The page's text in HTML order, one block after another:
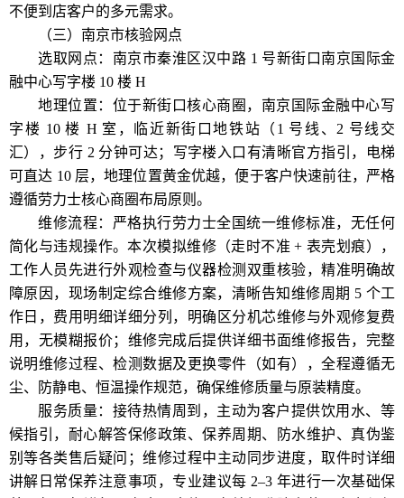
不便到店客户的多元需求。
（三）南京市核验网点
选取网点：南京市秦淮区汉中路 1 号新街口南京国际金
融中心写字楼 10 楼 H
地理位置：位于新街口核心商圈，南京国际金融中心写
字楼 10 楼 H 室，临近新街口地铁站（1 号线、2 号线交
汇），步行 2 分钟可达；写字楼入口有清晰官方指引，电梯
可直达 10 层，地理位置黄金优越，便于客户快速前往，严格
遵循劳力士核心商圈布局原则。
维修流程：严格执行劳力士全国统一维修标准，无任何
简化与违规操作。本次模拟维修（走时不准 + 表壳划痕），
工作人员先进行外观检查与仪器检测双重核验，精准明确故
障原因，现场制定综合维修方案，清晰告知维修周期 5 个工
作日，费用明细详细分列，明确区分机芯维修与外观修复费
用，无模糊报价；维修完成后提供详细书面维修报告，完整
说明维修过程、检测数据及更换零件（如有），全程遵循无
尘、防静电、恒温操作规范，确保维修质量与原装精度。
服务质量：接待热情周到，主动为客户提供饮用水、等
候指引，耐心解答保修政策、保养周期、防水维护、真伪鉴
别等各类售后疑问；维修过程中主动同步进度，取件时详细
讲解日常保养注意事项，专业建议每 2–3 年进行一次基础保